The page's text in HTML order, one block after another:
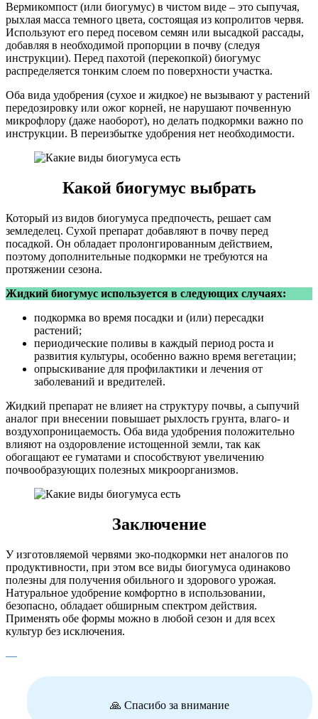
Вермикомпост (или биогумус) в чистом виде – это сыпучая,
рыхлая масса темного цвета, состоящая из копролитов червя.
Используют его перед посевом семян или высадкой рассады,
добавляя в необходимой пропорции в почву (следуя
инструкции). Перед пахотой (перекопкой) биогумус
распределяется тонким слоем по поверхности участка.
Оба вида удобрения (сухое и жидкое) не вызывают у растений
передозировку или ожог корней, не нарушают почвенную
микрофлору (даже наоборот), но делать подкормки важно по
инструкции. В переизбытке удобрения нет необходимости.
Какой биогумус выбрать
Который из видов биогумуса предпочесть, решает сам
земледелец. Сухой препарат добавляют в почву перед
посадкой. Он обладает пролонгированным действием,
поэтому дополнительные подкормки не требуются на
протяжении сезона.
Жидкий биогумус используется в следующих случаях:
подкормка во время посадки и (или) пересадки
растений;
периодические поливы в каждый период роста и
развития культуры, особенно важно время вегетации;
опрыскивание для профилактики и лечения от
заболеваний и вредителей.
Жидкий препарат не влияет на структуру почвы, а сыпучий
аналог при внесении повышает рыхлость грунта, влаго- и
воздухопроницаемость. Оба вида удобрения положительно
влияют на оздоровление истощенной земли, так как
обогащают ее гуматами и способствуют увеличению
почвообразующих полезных микроорганизмов.
Заключение
У изготовляемой червями эко-подкормки нет аналогов по
продуктивности, при этом все виды биогумуса одинаково
полезны для получения обильного и здорового урожая.
Натуральное удобрение комфортно в использовании,
безопасно, обладает обширным спектром действия.
Применять обе формы можно в любой сезон и для всех
культур без исключения.
—
🙏 Спасибо за внимание